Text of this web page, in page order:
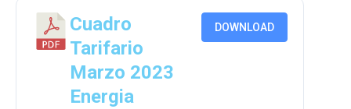
Cuadro
Tarifario
Marzo 2023
Energia
DOWNLOAD